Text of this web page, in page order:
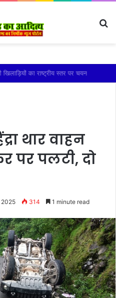
गंभीर हालत में एम्स में भर्ती
थार वाहन
पर पलटी, दो
314 1 minute read